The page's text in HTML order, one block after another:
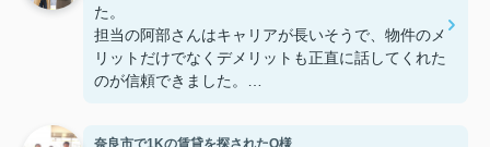
た。
担当の阿部さんはキャリアが長いそうで、物件のメ
リットだけでなくデメリットも正直に話してくれた
のが信頼できました。
奈良市で1Kの賃貸を探されたO様